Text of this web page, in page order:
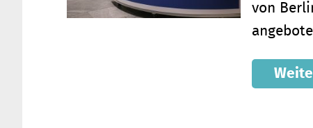
von